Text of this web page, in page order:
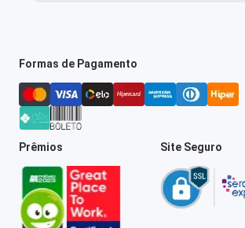
Formas de Pagamento
Prêmios Site Seguro